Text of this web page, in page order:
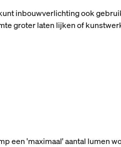
inbouwverlichting ook
groter laten lijken of
een 'maximaal' aantal lumen